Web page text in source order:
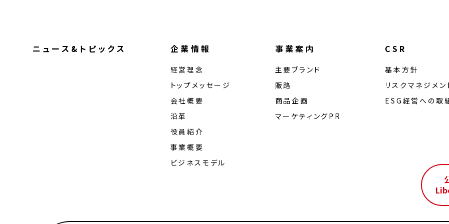
ニュース&トピックス 企業情報
経営理念
トップメッセージ
会社概要
沿革
役員紹介
事業概要
ビジネスモデル
事業案内
主要ブランド
販路
商品企画
マーケティングPR
CSR
基本方針
リスクマネジメン
ESG経営への取